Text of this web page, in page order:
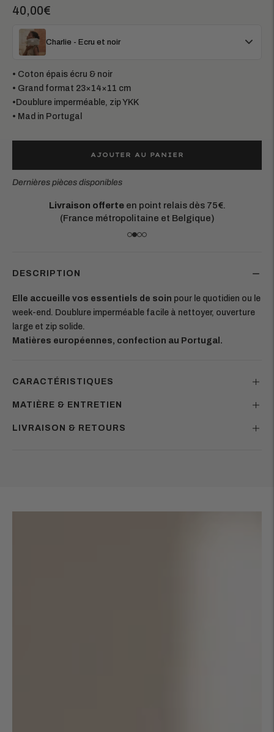
40,00€
Charlie - Ecru et noir
• Coton épais écru & noir
• Grand format 23×14×11 cm
•Doublure imperméable, zip YKK
• Mad in Portugal
AJOUTER AU PANIER
Dernières pièces disponibles
Livraison offerteen point relais dès 75€.
(France métropolitaine et Belgique)
DESCRIPTION
Elle accueille vos essentiels de soin pour le quotidien ou le
week-end. Doublure imperméable facile à nettoyer, ouverture
large et zip solide.
Matières européennes, confection au Portugal.
CARACTÉRISTIQUES
MATIÈRE & ENTRETIEN
LIVRAISON & RETOURS
à